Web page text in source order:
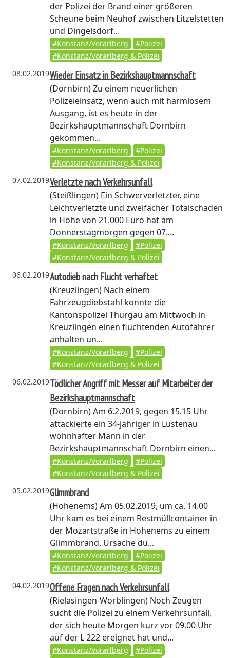
der Polizei der Brand einer größeren
Scheune beim Neuhof zwischen Litzelstetten
und Dingelsdorf...
#Konstanz/Vorarlberg
#Polizei
#Konstanz/Vorarlberg & Polizei
08.02.2019Wieder Einsatz in Bezirkshauptmannschaft
(Dornbirn)Zu einem neuerlichen
Polizeieinsatz, wenn auch mit harmlosem
Ausgang, ist es heute in der
Bezirkshauptmannschaft Dornbirn
gekommen...
#Konstanz/Vorarlberg
#Polizei
#Konstanz/Vorarlberg & Polizei
07.02.2019Verletzte nach Verkehrsunfall
(Steißlingen)Ein Schwerverletzter, eine
Leichtverletzte und zweifacher Totalschaden
in Höhe von 21.000 Euro hat am
Donnerstagmorgen gegen 07....
#Konstanz/Vorarlberg
#Polizei
#Konstanz/Vorarlberg & Polizei
06.02.2019Autodieb nach Flucht verhaftet
(Kreuzlingen)Nach einem
Fahrzeugdiebstahl konnte die
Kantonspolizei Thurgau am Mittwoch in
Kreuzlingen einen flüchtenden Autofahrer
anhalten un...
#Konstanz/Vorarlberg
#Polizei
#Konstanz/Vorarlberg & Polizei
06.02.2019Tödlicher Angriff mit Messer auf Mitarbeiter der
Bezirkshauptmannschaft
(Dornbirn)Am 6.2.2019, gegen 15.15 Uhr
attackierte ein 34-jähriger in Lustenau
wohnhafter Mann in der
Bezirkshauptmannschaft Dornbirn einen...
#Konstanz/Vorarlberg
#Polizei
#Konstanz/Vorarlberg & Polizei
05.02.2019Glimmbrand
(Hohenems)Am 05.02.2019, um ca. 14.00
Uhr kam es bei einem Restmüllcontainer in
der Mozartstraße in Hohenems zu einem
Glimmbrand. Ursache dü...
#Konstanz/Vorarlberg
#Polizei
#Konstanz/Vorarlberg & Polizei
04.02.2019Offene Fragen nach Verkehrsunfall
(Rielasingen-Worblingen)Noch Zeugen
sucht die Polizei zu einem Verkehrsunfall,
der sich heute Morgen kurz vor 09.00 Uhr
auf der L 222 ereignet hat und...
#Konstanz/Vorarlberg
#Polizei